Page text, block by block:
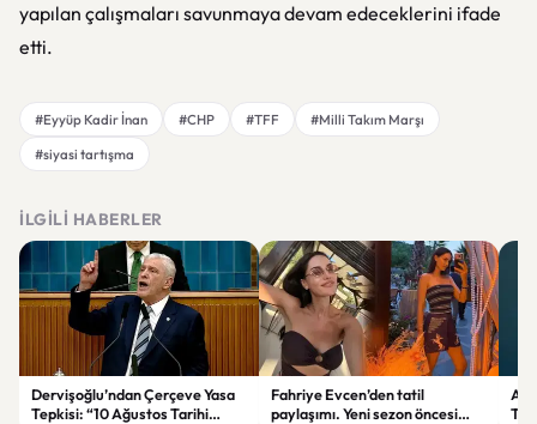
yapılan çalışmaları savunmaya devam edeceklerini ifade
etti.
#Eyyüp Kadir İnan #CHP #TFF
#Milli Takım Marşı
#siyasi tartışma
İLGILI HABERLER
Dervişoğlu’ndan Çerçeve Yasa
Tepkisi: “10 Ağustos Tarihi
Fahriye Evcen’den tatil
paylaşımı. Yeni sezon öncesi